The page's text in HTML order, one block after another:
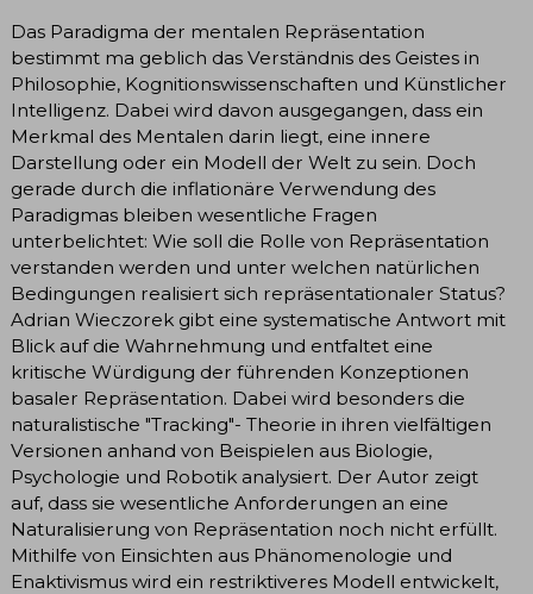
Das Paradigma der mentalen Repräsentation
bestimmt ma geblich das Verständnis des Geistes in
Philosophie, Kognitionswissenschaften und Künstlicher
Intelligenz. Dabei wird davon ausgegangen, dass ein
Merkmal des Mentalen darin liegt, eine innere
Darstellung oder ein Modell der Welt zu sein. Doch
gerade durch die inflationäre Verwendung des
Paradigmas bleiben wesentliche Fragen
unterbelichtet: Wie soll die Rolle von Repräsentation
verstanden werden und unter welchen natürlichen
Bedingungen realisiert sich repräsentationaler Status?
Adrian Wieczorek gibt eine systematische Antwort mit
Blick auf die Wahrnehmung und entfaltet eine
kritische Würdigung der führenden Konzeptionen
basaler Repräsentation. Dabei wird besonders die
naturalistische "Tracking"- Theorie in ihren vielfältigen
Versionen anhand von Beispielen aus Biologie,
Psychologie und Robotik analysiert. Der Autor zeigt
auf, dass sie wesentliche Anforderungen an eine
Naturalisierung von Repräsentation noch nicht erfüllt.
Mithilfe von Einsichten aus Phänomenologie und
Enaktivismus wird ein restriktiveres Modell entwickelt,